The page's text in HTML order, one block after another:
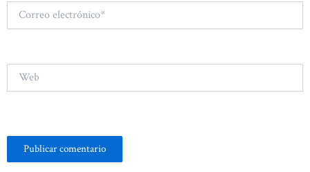
Correo
electrónico*
Web